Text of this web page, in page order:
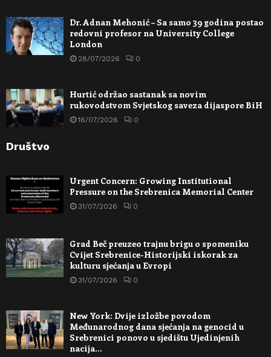
Dr. Adnan Mehonić – Sa samo 39 godina postao
redovni profesor na University College
London
28/07/2026 0
Hurtić održao sastanak sa novim
rukovodstvom Svjetskog saveza dijaspore BiH
16/07/2026 0
Društvo
Urgent Concern: Growing Institutional
Pressure on the Srebrenica Memorial Center
31/07/2026 0
Grad Beč preuzeo trajnu brigu o spomeniku
Cvijet Srebrenice-Historijski iskorak za
kulturu sjećanja u Evropi
31/07/2026 0
New York: Dvije izložbe povodom
Međunarodnog dana sjećanja na genocid u
Srebrenici ponovo u sjedištu Ujedinjenih
nacija…